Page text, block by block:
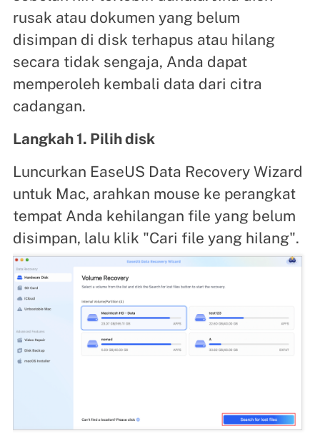
rusak atau dokumen yang belum
disimpan di disk terhapus atau hilang
secara tidak sengaja, Anda dapat
memperoleh kembali data dari citra
cadangan.
Langkah 1. Pilih disk
Luncurkan EaseUS Data Recovery Wizard
untuk Mac, arahkan mouse ke perangkat
tempat Anda kehilangan file yang belum
disimpan, lalu klik "Cari file yang hilang".